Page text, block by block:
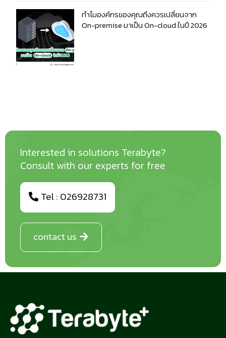
ทำไมองค์กรของคุณถึงควรเปลี่ยนจาก
On-premise มาเป็น On-cloud ในปี 2026
Interested in solutions Terabyte?
Consult with our experts for free
Tel : 026928731
contact us